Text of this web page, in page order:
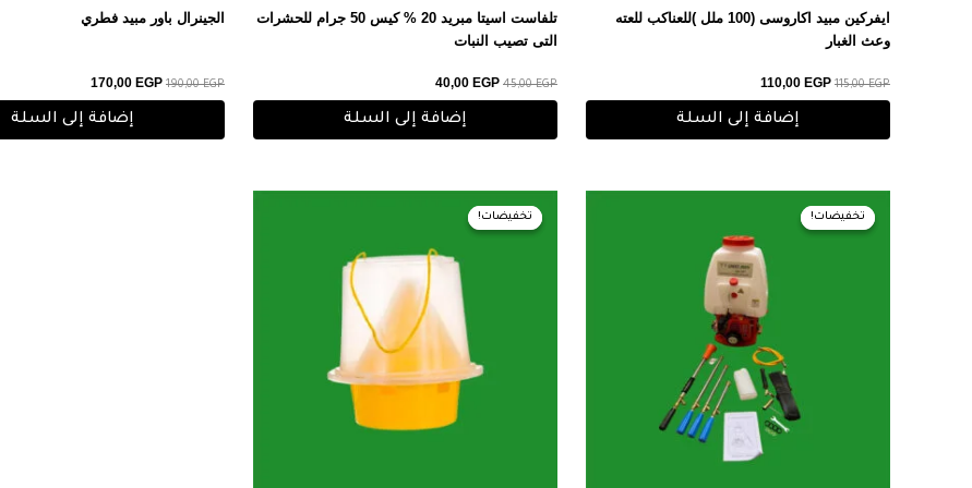
ايفركين مبيد اكاروسى (100 ملل )للعناكب للعته
وعث الغبار
115,00EGP
110,00 EGP
إضافة إلى السلة
تلفاست اسيتا مبريد 20 % كيس 50 جرام للحشرات
التى تصيب النبات
45,00EGP
40,00 EGP
إضافة إلى السلة
الجينرال باور مبيد فطري
190,00EGP
170,00 EGP
إضافة إلى السلة
تخفيضات!
تخفيضات!
السعر
الأصلي
هو:
السعر
4.000,00 EGP.
تخفيضات!
تخفيضات!
السعر
الأصلي
السعر